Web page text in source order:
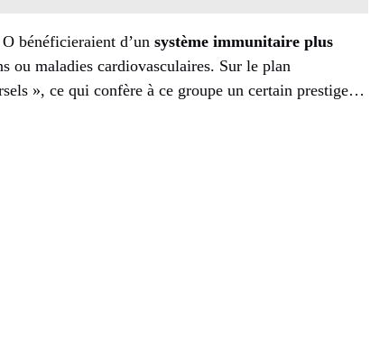
bénéficieraient d’un système immunitaire plus
ou maladies cardiovasculaires. Sur le plan
», ce qui confère à ce groupe un certain prestige…